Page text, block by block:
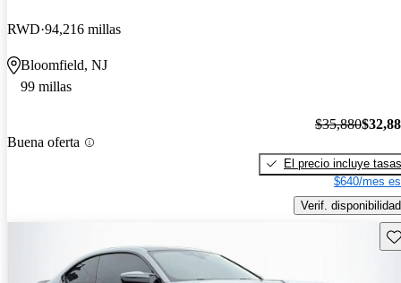
RWD 94,216 millas
Bloomfield, NJ
99 millas
Buena oferta
$35,880
El precio incluye tasas
$640/mes
Verif. disponibilidad